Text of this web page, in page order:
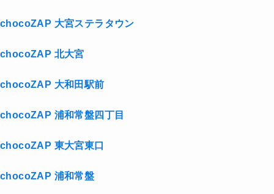
chocoZAP 大宮ステラタウン
chocoZAP 北大宮
chocoZAP 大和田駅前
chocoZAP 浦和常盤四丁目
chocoZAP 東大宮東口
chocoZAP 浦和常盤